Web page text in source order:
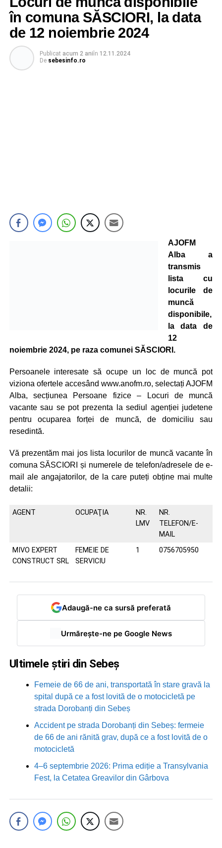
în comuna SĂSCIORI, la data
de 12 noiembrie 2024
Publicat acum 2 aniîn 12.11.2024
De sebesinfo.ro
AJOFM
Alba a
transmis
lista cu
locurile de
muncă
disponibile,
la data de
12
noiembrie 2024, pe raza comunei SĂSCIORI.
Persoanele interesate să ocupe un loc de muncă pot
viziona ofertele accesând www.anofm.ro, selectați AJOFM
Alba, secțiunea Persoane fizice – Locuri de muncă
vacante sau se pot prezenta la sediul agenției judetene
pentru ocuparea forței de muncă, de domiciliu sau
resedintă.
Vă prezentăm mai jos lista locurilor de muncă vacante în
comuna SĂSCIORI și numerele de telefon/adresele de e-
mail ale angajatorilor, de la care puteți obține mai multe
detalii:
AGENT OCUPAŢIA
NR.
LMV
NR.
TELEFON/E-
MAIL
MIVO EXPERT
CONSTRUCT SRL
FEMEIE DE
SERVICIU
1 0756705950
Adaugă-ne ca sursă preferată
Urmărește-ne pe Google News
Ultimele știri din Sebeș
Femeie de 66 de ani, transportată în stare gravă la
spital după ce a fost lovită de o motocicletă pe
strada Dorobanți din Sebeș
Accident pe strada Dorobanți din Sebeș: fermeie
de 66 de ani rănită grav, după ce a fost lovită de o
motocicletă
4–6 septembrie 2026: Prima ediție a Transylvania
Fest, la Cetatea Greavilor din Gârbova